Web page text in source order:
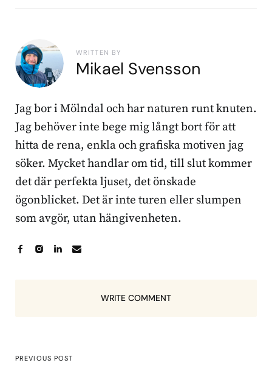
WRITTEN BY
Mikael Svensson
Jag bor i Mölndal och har naturen runt knuten.
Jag behöver inte bege mig långt bort för att
hitta de rena, enkla och grafiska motiven jag
söker. Mycket handlar om tid, till slut kommer
det där perfekta ljuset, det önskade
ögonblicket. Det är inte turen eller slumpen
som avgör, utan hängivenheten.
WRITE COMMENT
PREVIOUS POST